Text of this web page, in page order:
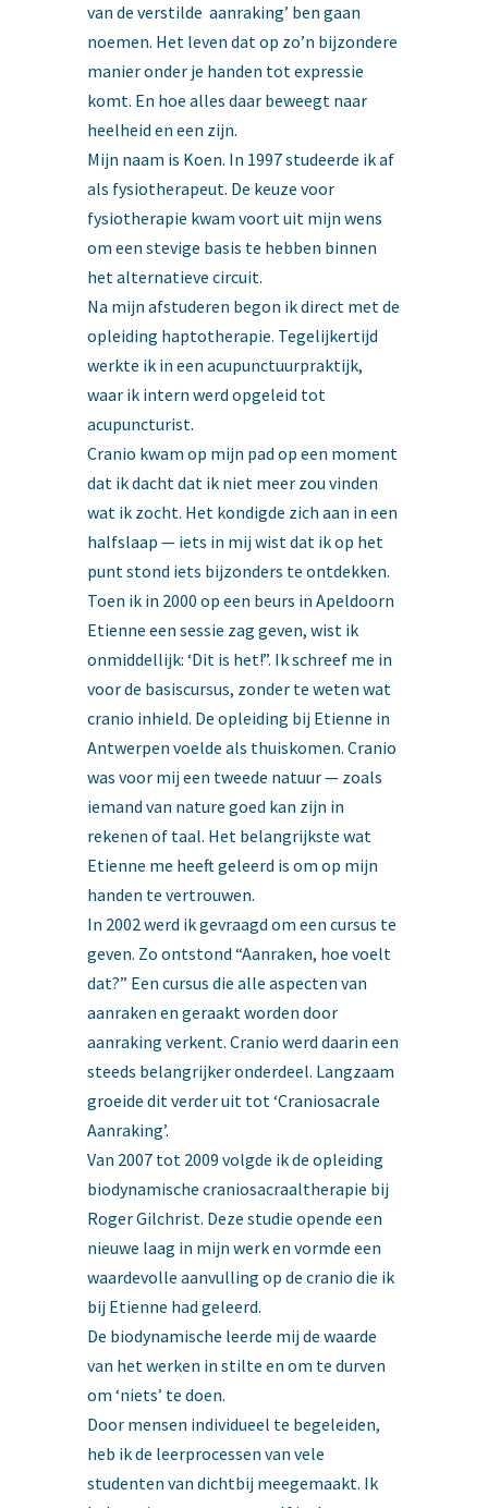
van de verstilde aanraking’ ben gaan
noemen. Het leven dat op zo’n bijzondere
manier onder je handen tot expressie
komt. En hoe alles daar beweegt naar
heelheid en een zijn.
Mijn naam is Koen. In 1997 studeerde ik af
als fysiotherapeut. De keuze voor
fysiotherapie kwam voort uit mijn wens
om een stevige basis te hebben binnen
het alternatieve circuit.
Na mijn afstuderen begon ik direct met de
opleiding haptotherapie. Tegelijkertijd
werkte ik in een acupunctuurpraktijk,
waar ik intern werd opgeleid tot
acupuncturist.
Cranio kwam op mijn pad op een moment
dat ik dacht dat ik niet meer zou vinden
wat ik zocht. Het kondigde zich aan in een
halfslaap — iets in mij wist dat ik op het
punt stond iets bijzonders te ontdekken.
Toen ik in 2000 op een beurs in Apeldoorn
Etienne een sessie zag geven, wist ik
onmiddellijk: ‘Dit is het!”. Ik schreef me in
voor de basiscursus, zonder te weten wat
cranio inhield. De opleiding bij Etienne in
Antwerpen voelde als thuiskomen. Cranio
was voor mij een tweede natuur — zoals
iemand van nature goed kan zijn in
rekenen of taal. Het belangrijkste wat
Etienne me heeft geleerd is om op mijn
handen te vertrouwen.
In 2002 werd ik gevraagd om een cursus te
geven. Zo ontstond “Aanraken, hoe voelt
dat?” Een cursus die alle aspecten van
aanraken en geraakt worden door
aanraking verkent. Cranio werd daarin een
steeds belangrijker onderdeel. Langzaam
groeide dit verder uit tot ‘Craniosacrale
Aanraking’.
Van 2007 tot 2009 volgde ik de opleiding
biodynamische craniosacraaltherapie bij
Roger Gilchrist. Deze studie opende een
nieuwe laag in mijn werk en vormde een
waardevolle aanvulling op de cranio die ik
bij Etienne had geleerd.
De biodynamische leerde mij de waarde
van het werken in stilte en om te durven
om ‘niets’ te doen.
Door mensen individueel te begeleiden,
heb ik de leerprocessen van vele
studenten van dichtbij meegemaakt. Ik